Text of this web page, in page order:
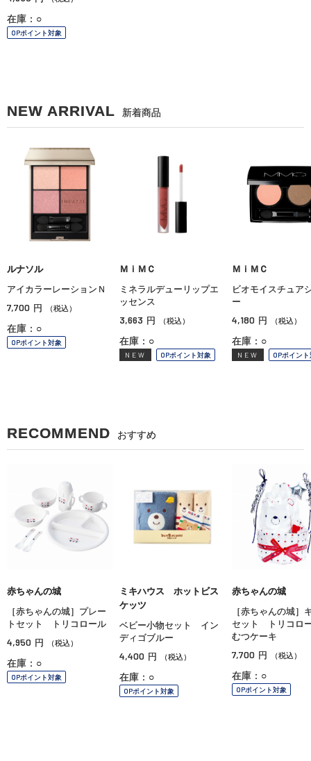
在庫：○
OPポイント対象
NEW ARRIVAL 新着商品
ルナソル
アイカラーレーションＮ
7,700 円 （税込）
在庫：○
OPポイント対象
ＭｉＭＣ
ミネラルデューリップエ
ッセンス
3,663 円 （税込）
在庫：○
NEW OPポイント対象
ＭｉＭＣ
ビオモイスチュア
ー
4,180 円 （税込）
在庫：○
NEW OPポイン
RECOMMEND おすすめ
赤ちゃんの城
［赤ちゃんの城］プレー
トセット トリコロール
4,950 円 （税込）
在庫：○
OPポイント対象
ミキハウス ホットビス
ケッツ
ベビー小物セット イン
ディゴブルー
4,400 円 （税込）
在庫：○
OPポイント対象
赤ちゃんの城
［赤ちゃんの城］
セット トリコロ
むつケーキ
7,700 円 （税込）
在庫：○
OPポイント対象